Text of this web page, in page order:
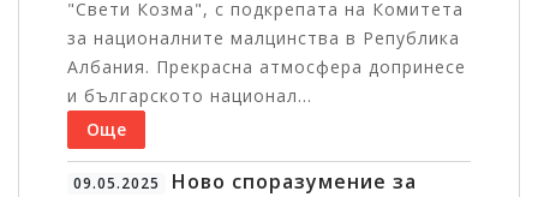
"Свети Козма", с подкрепата на Комитета
за националните малцинства в Република
Албания. Прекрасна атмосфера допринесе
и българското национал...
Още
09.05.2025
Ново споразумение за